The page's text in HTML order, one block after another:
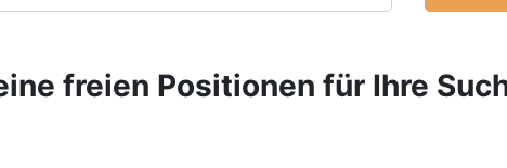
freien Positionen für Ihre